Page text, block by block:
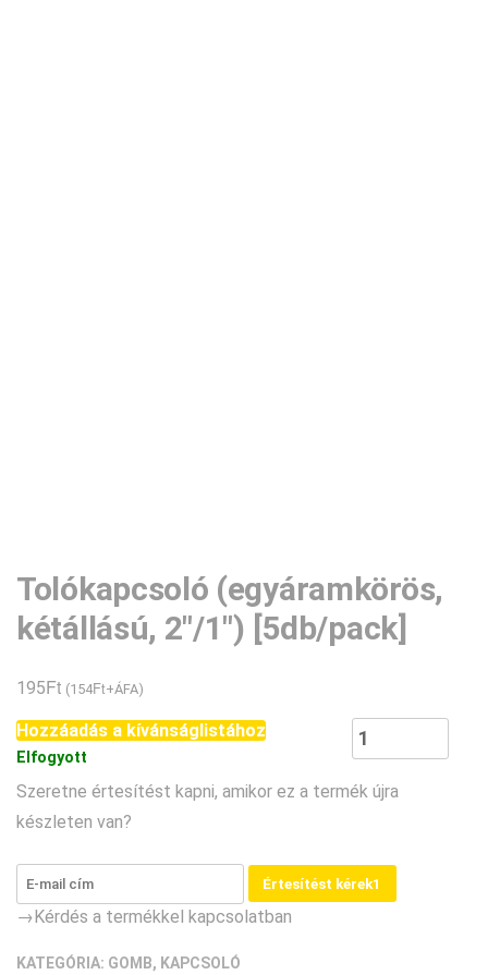
Tolókapcsoló (egyáramkörös,
kétállású, 2″/1″) [5db/pack]
195Ft (154Ft+ÁFA)
Tolókapcsoló
(egyáramkörös,
kétállású,
[5db/pack]
mennyiség
Hozzáadás a kívánságlistához
Elfogyott
Szeretne értesítést kapni, amikor ez a termék újra
készleten van?
Értesítést kérek1
→Kérdés a termékkel kapcsolatban
KATEGÓRIA: GOMB, KAPCSOLÓ